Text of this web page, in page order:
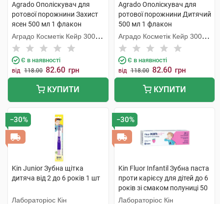
Agrado Ополіскувач для
ротової порожнини Захист
ясен 500 мл 1 флакон
Аградо Косметік Кейр 3000
С.Л.У.
Є в наявності
від 118.00 82.60 грн
КУПИТИ
Agrado Ополіскувач для
ротової порожнини Дитячий
500 мл 1 флакон
Аградо Косметік Кейр 3000
С.Л.У.
Є в наявності
від 118.00 82.60 грн
КУПИТИ
−30%
Kin Junior Зубна щітка
дитяча від 2 до 6 років 1 шт
Лабораторіос Кін
−30%
Kin Fluor Infantil Зубна паста
проти карієсу для дітей до 6
років зі смаком полуниці 50
мл 1 туба
Лабораторіос Кін